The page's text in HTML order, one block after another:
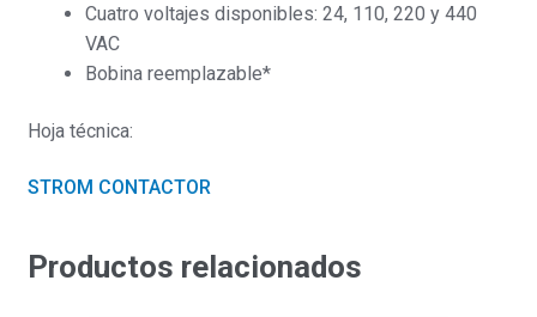
Cuatro voltajes disponibles: 24, 110, 220 y 440
VAC
Bobina reemplazable*
Hoja técnica:
STROM CONTACTOR
Productos relacionados